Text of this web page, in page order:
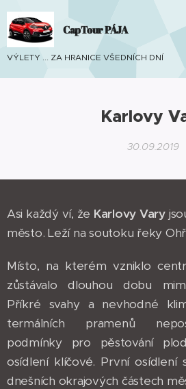
CapTour PÁJA
VÝLETY ... ZA HRANICE VŠEDNÍCH DNÍ
Karlovy
30.09.2019
Asi každý ví, že Karlovy Vary
město. Leží na soutoku řeky
Místo, na kterém vzniklo
zůstávalo dlouhou dobu
Příkré svahy a nevhodné
termálních pramenů
podmínky pro pěstování
osídlení klíčové. První osídlení
dnešních okrajových částech